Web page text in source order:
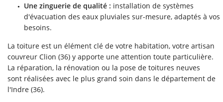
CONTACTUne zinguerie de qualité : installation de systèmes
d'évacuation des eaux pluviales sur-mesure, adaptés à vos
besoins.
La toiture est un élément clé de votre habitation, votre artisan
couvreur Clion (36) y apporte une attention toute particulière.
La réparation, la rénovation ou la pose de toitures neuves
sont réalisées avec le plus grand soin dans le département de
l'Indre (36).